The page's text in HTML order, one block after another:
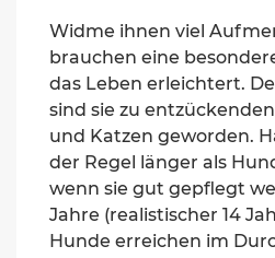
Widme ihnen viel
brauchen eine
das Leben erleichtert.
sind sie zu
und Katzen geworden.
der Regel länger als
wenn sie gut gepflegt
Jahre (realistischer 14
Hunde erreichen im